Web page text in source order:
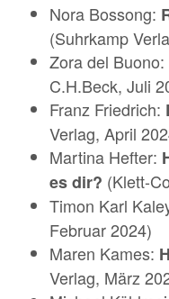
Nora Bossong:
(Suhrkamp
Zora del Buono:
C.H.Beck, Juli
Franz Friedrich:
Verlag, April
Martina Hefter:
es dir? (Klett-
Timon Karl
Februar 2024)
Maren Kames:
Verlag, März